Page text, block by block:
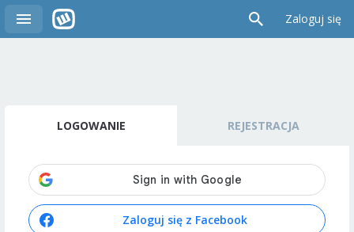
Zaloguj się
LOGOWANIE REJESTRACJA
Zaloguj się z Facebook